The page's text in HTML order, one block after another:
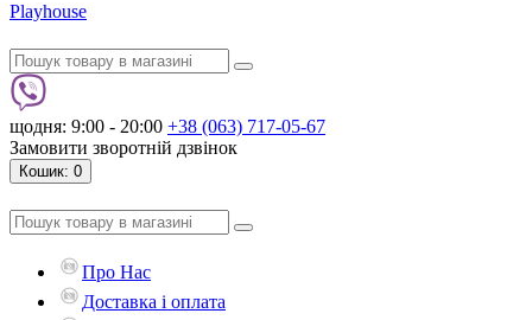
Playhouse
щодня: 9:00 - 20:00 +38 (063) 717-05-67
Замовити зворотній дзвінок
Кошик: 0
Про Нас
Доставка і оплата